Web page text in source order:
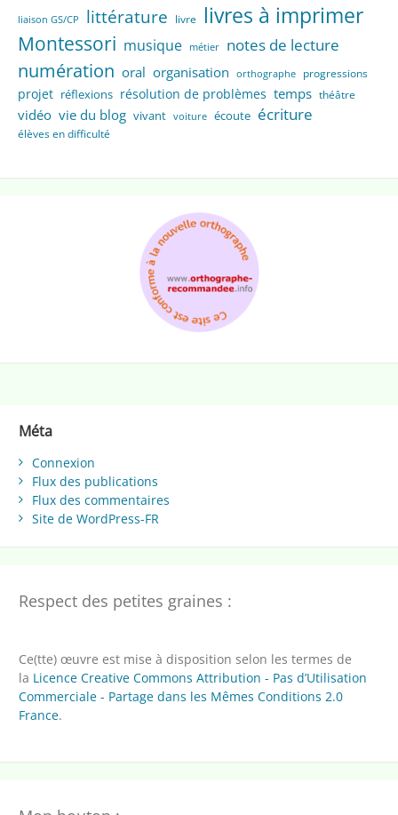
liaison GS/CP littérature livre livres à imprimer
Montessori musique métier notes de lecture
numération oral organisation orthographe progressions
projet réflexions résolution de problèmes temps théâtre
vidéo vie du blog vivant voiture écoute écriture
élèves en difficulté
Méta
Connexion
Flux des publications
Flux des commentaires
Site de WordPress-FR
Respect des petites graines :
Ce(tte) œuvre est mise à disposition selon les termes de
la Licence Creative Commons Attribution - Pas d’Utilisation
Commerciale - Partage dans les Mêmes Conditions 2.0
France.